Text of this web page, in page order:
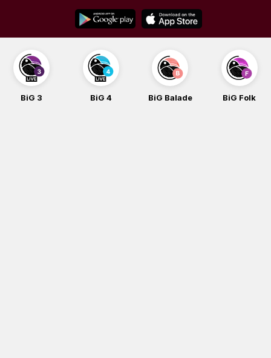
content
BiG Balade BiG Folk